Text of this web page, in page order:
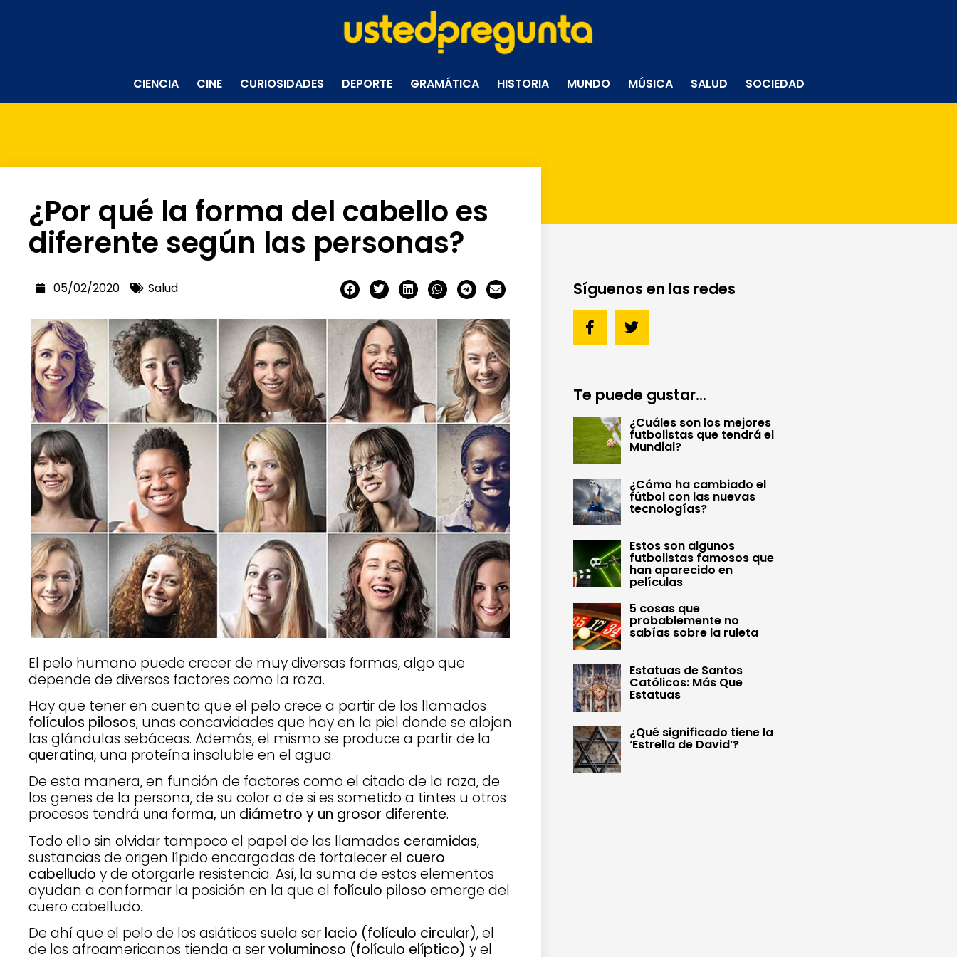
CIENCIA CINE CURIOSIDADES DEPORTE GRAMÁTICA HISTORIA MUNDO MÚSICA SALUD SOCIEDAD
¿Por qué la forma del cabello es
diferente según las personas?
05/02/2020 Salud
El pelo humano puede crecer de muy diversas formas, algo que
depende de diversos factores como la raza.
Hay que tener en cuenta que el pelo crece a partir de los llamados
folículos pilosos, unas concavidades que hay en la piel donde se alojan
las glándulas sebáceas. Además, el mismo se produce a partir de la
queratina, una proteína insoluble en el agua.
De esta manera, en función de factores como el citado de la raza, de
los genes de la persona, de su color o de si es sometido a tintes u otros
procesos tendrá una forma, un diámetro y un grosor diferente.
Todo ello sin olvidar tampoco el papel de las llamadas ceramidas,
sustancias de origen lípido encargadas de fortalecer el cuero
cabelludo y de otorgarle resistencia. Así, la suma de estos elementos
ayudan a conformar la posición en la que el folículo piloso emerge del
cuero cabelludo.
De ahí que el pelo de los asiáticos suela ser lacio (folículo circular), el
de los afroamericanos tienda a servoluminoso (folículo elíptico) y el
Síguenos en las redes
Te puede gustar...
¿Cuáles son los mejores
futbolistas que tendrá el
Mundial?
¿Cómo ha cambiado el
fútbol con las nuevas
tecnologías?
Estos son algunos
futbolistas famosos que
han aparecido en
películas
5 cosas que
probablemente no
sabías sobre la ruleta
Estatuas de Santos
Católicos: Más Que
Estatuas
¿Qué significado tiene la
‘Estrella de David’?